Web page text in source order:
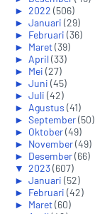
► 2022 (506)
► Januari (29)
► Februari (36)
► Maret(39)
► April(33)
► Mei (27)
► Juni (45)
► Juli (42)
► Agustus (41)
► September(50)
► Oktober(49)
► November(49)
► Desember(66)
▼ 2023(607)
► Januari (52)
► Februari (42)
► Maret(60)